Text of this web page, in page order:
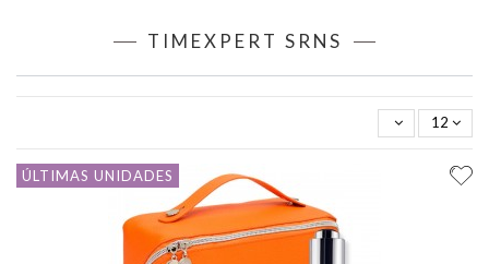
TIMEXPERT SRNS
12
ÚLTIMAS UNIDADES